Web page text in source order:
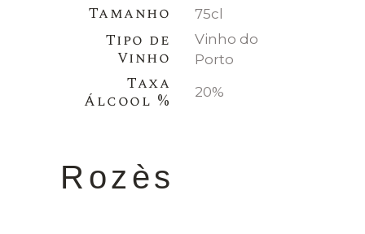
Tamanho 75cl
Tipo de
Vinho
Vinho do
Porto
Taxa
Álcool %
20%
Rozès